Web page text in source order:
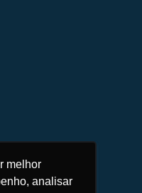
melhor
analisar